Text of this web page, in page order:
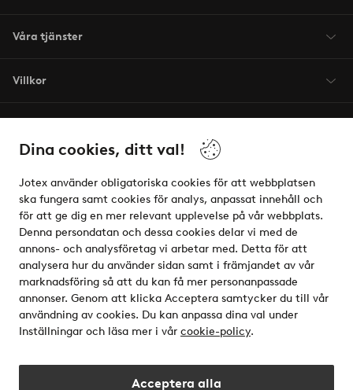
Dina cookies, ditt val!
Jotex använder obligatoriska cookies för att webbplatsen
ska fungera samt cookies för analys, anpassat innehåll och
för att ge dig en mer relevant upplevelse på vår webbplats.
Denna persondatan och dessa cookies delar vi med de
annons- och analysföretag vi arbetar med. Detta för att
analysera hur du använder sidan samt i främjandet av vår
marknadsföring så att du kan få mer personanpassade
annonser. Genom att klicka Acceptera samtycker du till vår
användning av cookies. Du kan anpassa dina val under
Inställningar och läsa mer i vår cookie-policy.
Acceptera alla
Våra tjänster
Villkor
Säkra betalningar - Betala direkt eller dela upp
Vill du veta mer om våra betalalternativ?
elpy